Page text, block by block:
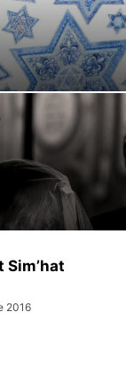
Sim’hat
2016